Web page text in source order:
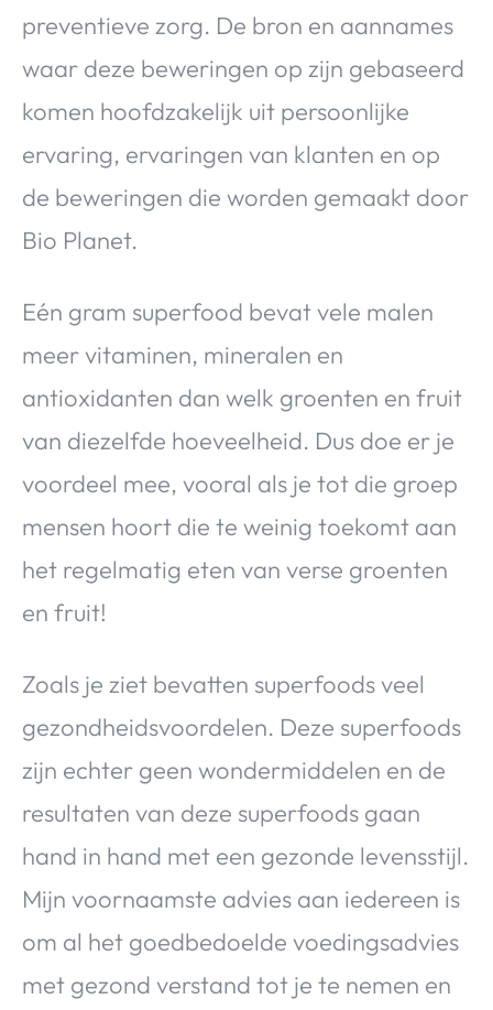
preventieve zorg. De bron en aannames
waar deze beweringen op zijn gebaseerd
komen hoofdzakelijk uit persoonlijke
ervaring, ervaringen van klanten en op
de beweringen die worden gemaakt door
Bio Planet.
Eén gram superfood bevat vele malen
meer vitaminen, mineralen en
antioxidanten dan welk groenten en fruit
van diezelfde hoeveelheid. Dus doe er je
voordeel mee, vooral als je tot die groep
mensen hoort die te weinig toekomt aan
het regelmatig eten van verse groenten
en fruit!
Zoals je ziet bevatten superfoods veel
gezondheidsvoordelen. Deze superfoods
zijn echter geen wondermiddelen en de
resultaten van deze superfoods gaan
hand in hand met een gezonde levensstijl.
Mijn voornaamste advies aan iedereen is
om al het goedbedoelde voedingsadvies
met gezond verstand tot je te nemen en